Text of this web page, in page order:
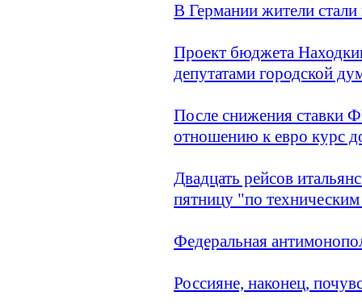
В Германии жители
Проект бюджета
депутатами городской
После снижения ставки
отношению к евро курс
Двадцать рейсов
пятницу "по
Федеральная
Россияне, наконец,